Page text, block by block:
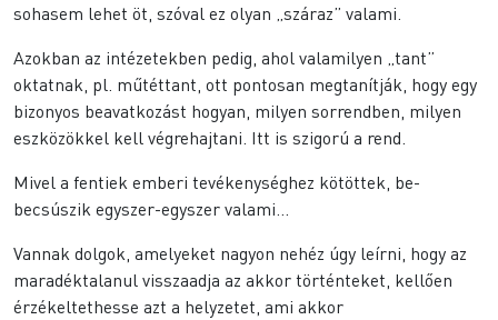
sohasem lehet öt, szóval ez olyan „száraz” valami.
Azokban az intézetekben pedig, ahol valamilyen „tant”
oktatnak, pl. műtéttant, ott pontosan megtanítják, hogy egy
bizonyos beavatkozást hogyan, milyen sorrendben, milyen
eszközökkel kell végrehajtani. Itt is szigorú a rend.
Mivel a fentiek emberi tevékenységhez kötöttek, be-
becsúszik egyszer-egyszer valami…
Vannak dolgok, amelyeket nagyon nehéz úgy leírni, hogy az
maradéktalanul visszaadja az akkor történteket, kellően
érzékeltethesse azt a helyzetet, ami akkor